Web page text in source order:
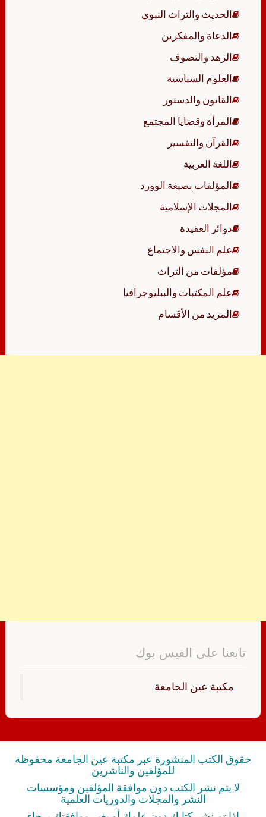
الحديث والتراث النبوي
الدعاة والمفكرين
الزهد والتصوف
العلوم السياسية
القانون والدستور
المرأة وقضايا المجتمع
القرآن والتفسير
اللغة العربية
المؤلفات بصيغة الوورد
المجلات الإسلامية
دوائر العقيدة
علم النفس والاجتماع
مؤلفات من التراث
علم المكتبات والببليوجرافيا
المزيد من الأقسام
تابعنا على الفيس بوك
‏مكتبة عين الجامعة‏
حقوق الكتب المنشورة عبر مكتبة عين الجامعة محفوظة
للمؤلفين والناشرين
لا يتم نشر الكتب دون موافقة المؤلفين ومؤسسات
النشر والمجلات والدوريات العلمية